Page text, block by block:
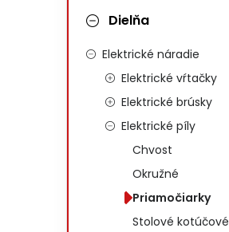
Dielňa
Elektrické náradie
Elektrické vŕtačky
Elektrické brúsky
Elektrické píly
Chvost
Okružné
Priamočiarky
Stolové kotúčové